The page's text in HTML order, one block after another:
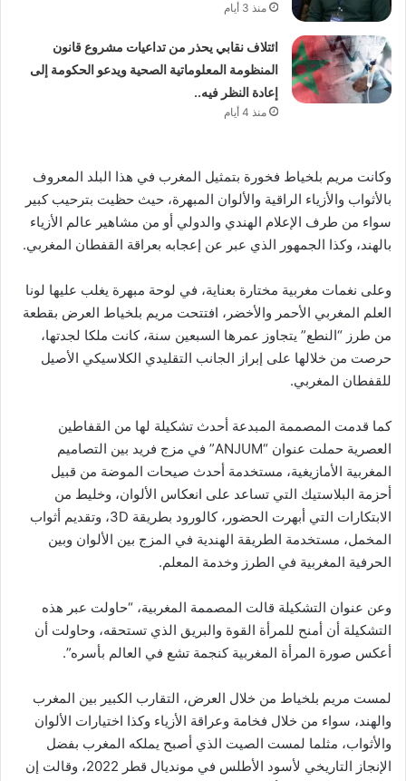
منذ 3 أيام
ائتلاف نقابي يحذر من تداعيات مشروع قانون
المنظومة المعلوماتية الصحية ويدعو الحكومة إلى
إعادة النظر فيه..
منذ 4 أيام
وكانت مريم بلخياط فخورة بتمثيل المغرب في هذا البلد المعروف
بالأثواب والأزياء الراقية والألوان المبهرة، حيث حظيت بترحيب كبير
سواء من طرف الإعلام الهندي والدولي أو من مشاهير عالم الأزياء
بالهند، وكذا الجمهور الذي عبر عن إعجابه بعراقة القفطان المغربي.
وعلى نغمات مغربية مختارة بعناية، في لوحة مبهرة يغلب عليها لونا
العلم المغربي الأحمر والأخضر، افتتحت مريم بلخياط العرض بقطعة
من طرز “النطع” يتجاوز عمرها السبعين سنة، كانت ملكا لجدتها،
حرصت من خلالها على إبراز الجانب التقليدي الكلاسيكي الأصيل
للقفطان المغربي.
كما قدمت المصممة المبدعة أحدث تشكيلة لها من القفاطين
العصرية حملت عنوان “ANJUM” في مزج فريد بين التصاميم
المغربية الأمازيغية، مستخدمة أحدث صيحات الموضة من قبيل
أحزمة البلاستيك التي تساعد على انعكاس الألوان، وخليط من
الابتكارات التي أبهرت الحضور، كالورود بطريقة 3D، وتقديم أثواب
المخمل، مستخدمة الطريقة الهندية في المزج بين الألوان وبين
الحرفية المغربية في الطرز وخدمة المعلم.
وعن عنوان التشكيلة قالت المصممة المغربية، “حاولت عبر هذه
التشكيلة أن أمنح للمرأة القوة والبريق الذي تستحقه، وحاولت أن
أعكس صورة المرأة المغربية كنجمة تشع في العالم بأسره”.
لمست مريم بلخياط من خلال العرض، التقارب الكبير بين المغرب
والهند، سواء من خلال فخامة وعراقة الأزياء وكذا اختيارات الألوان
والأثواب، مثلما لمست الصيت الذي أصبح يملكه المغرب بفضل
الإنجاز التاريخي لأسود الأطلس في مونديال قطر 2022، وقالت إن